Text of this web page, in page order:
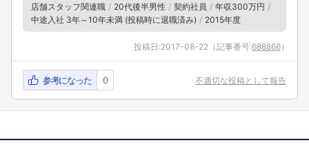
店舗スタッフ関連職 20代後半男性 契約社員
年収300万円
中途入社 3年～10年未満 (投稿時に退職済み)
2015年度
投稿日:2017-08-22 （記事番号:688866）
参考になった 0 不適切な投稿として報告